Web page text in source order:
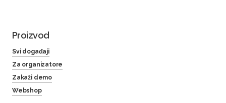
Proizvod
Svi događaji
Za organizatore
Zakaži demo
Webshop